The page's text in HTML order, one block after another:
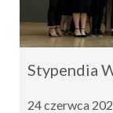
Stypendia
24 czerwca